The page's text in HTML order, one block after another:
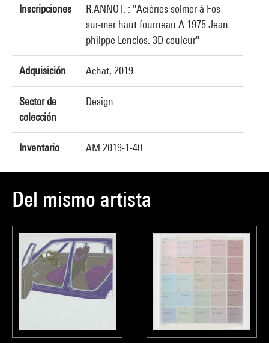
Inscripciones
R.ANNOT. : "Aciéries solmer à Fos-
sur-mer haut fourneau A 1975 Jean
philppe Lenclos. 3D couleur"
Adquisición Achat, 2019
Sector de
colección
Design
Inventario AM 2019-1-40
Del mismo artista